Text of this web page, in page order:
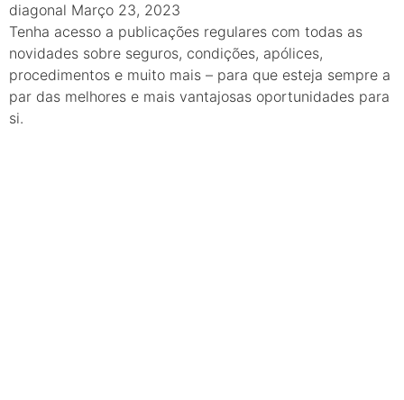
diagonal Março 23, 2023
Tenha acesso a publicações regulares com todas as
novidades sobre seguros, condições, apólices,
procedimentos e muito mais – para que esteja sempre a
par das melhores e mais vantajosas oportunidades para
si.